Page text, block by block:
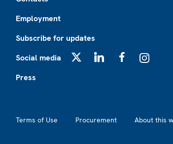
Employment
Subscribe for updates
Social media
Press
Terms of Use Procurement About this